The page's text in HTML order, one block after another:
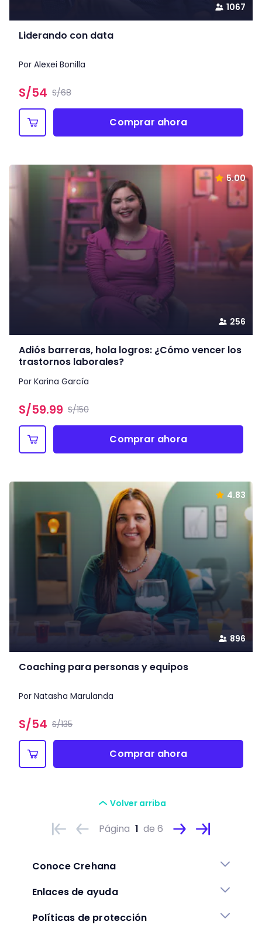
1067
Liderando con data
Por Alexei Bonilla
S/54 S/68
Comprar ahora
256
5.00
Adiós barreras, hola logros: ¿Cómo vencer los
trastornos laborales?
Por Karina García
S/59.99 S/150
Comprar ahora
896
4.83
Coaching para personas y equipos
Por Natasha Marulanda
S/54 S/135
Comprar ahora
Volver arriba
Página 1 de 6
Conoce Crehana
Enlaces de ayuda
Políticas de protección